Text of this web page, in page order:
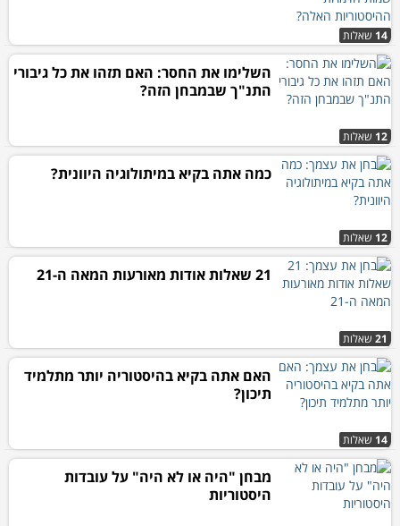
14 שאלות
12 שאלות
השלימו את החסר: האם תזהו את כל גיבורי
התנ"ך שבמבחן הזה?
12 שאלות
כמה אתה בקיא במיתולוגיה היוונית?
21 שאלות
21 שאלות אודות מאורעות המאה ה-21
14 שאלות
האם אתה בקיא בהיסטוריה יותר מתלמיד
תיכון?
מבחן "היה או לא היה" על עובדות
היסטוריות